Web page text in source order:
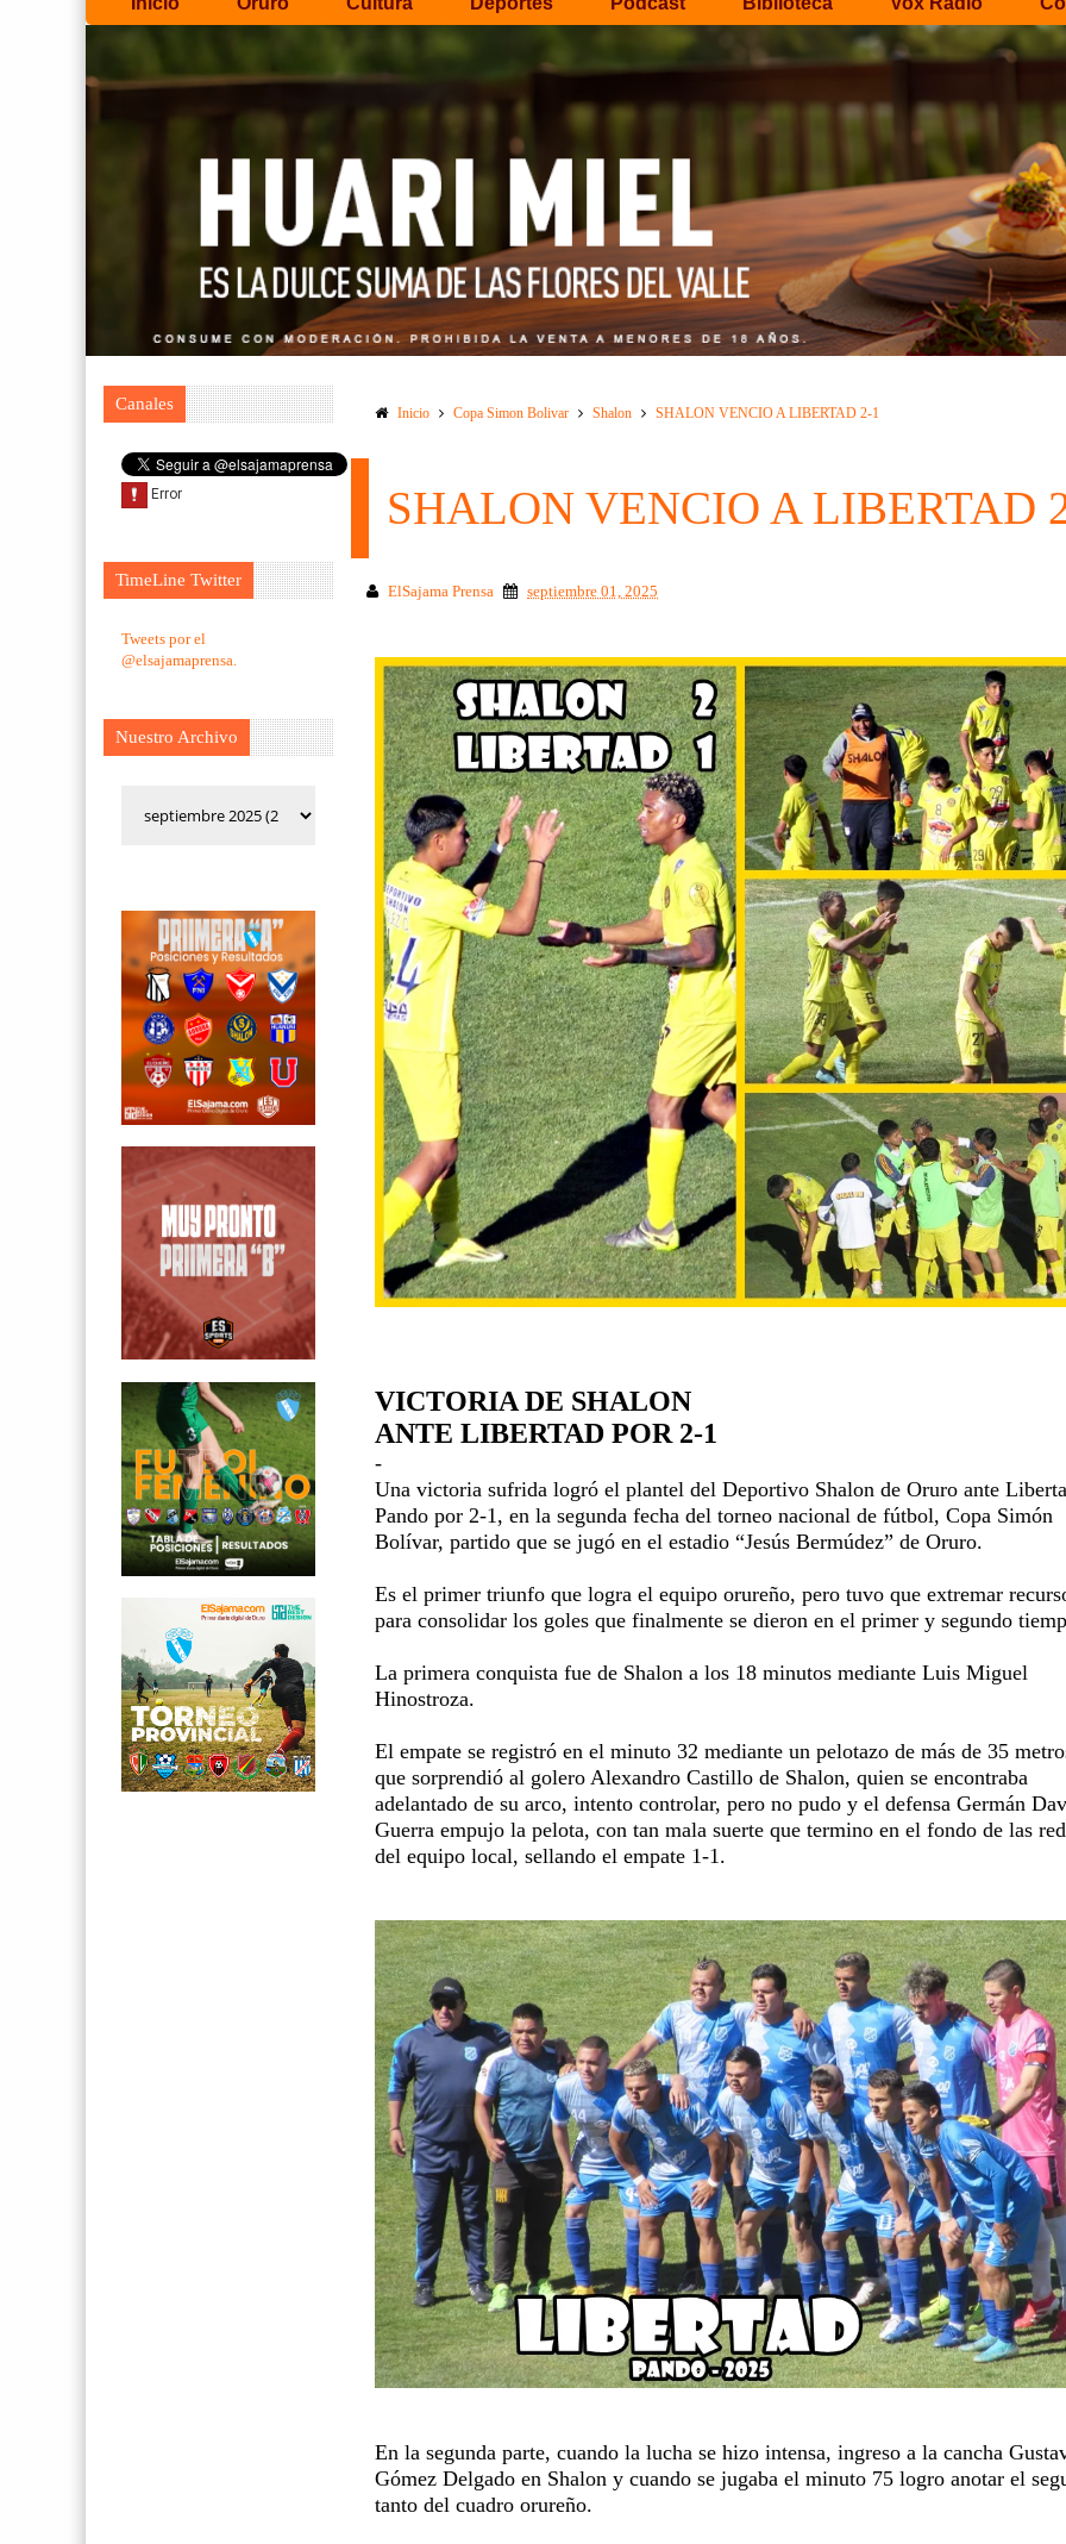
Canales
TimeLine Twitter
Tweets por el
@elsajamaprensa.
Nuestro Archivo
Inicio Copa Simon Bolivar Shalon SHALON VENCIO A LIBERTAD 2-1
SHALON VENCIO A LIBERTAD
ElSajama Prensa septiembre 01, 2025
VICTORIA DE SHALON
ANTE LIBERTAD POR 2-1
-
Una victoria sufrida logró el plantel del Deportivo Shalon de Oruro ante
Pando por 2-1, en la segunda fecha del torneo nacional de fútbol, Copa Simón
Bolívar, partido que se jugó en el estadio “Jesús Bermúdez” de Oruro.
Es el primer triunfo que logra el equipo orureño, pero tuvo que extremar
para consolidar los goles que finalmente se dieron en el primer y segundo
La primera conquista fue de Shalon a los 18 minutos mediante Luis Miguel
Hinostroza.
El empate se registró en el minuto 32 mediante un pelotazo de más de 35
que sorprendió al golero Alexandro Castillo de Shalon, quien se encontraba
adelantado de su arco, intento controlar, pero no pudo y el defensa Germán
Guerra empujo la pelota, con tan mala suerte que termino en el fondo de las
del equipo local, sellando el empate 1-1.
En la segunda parte, cuando la lucha se hizo intensa, ingreso a la cancha
Gómez Delgado en Shalon y cuando se jugaba el minuto 75 logro anotar el
tanto del cuadro orureño.